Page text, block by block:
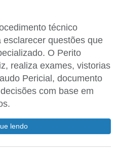
técnico
questões que
O Perito
realiza exames, vistorias
Pericial, documento
com base em
lendo